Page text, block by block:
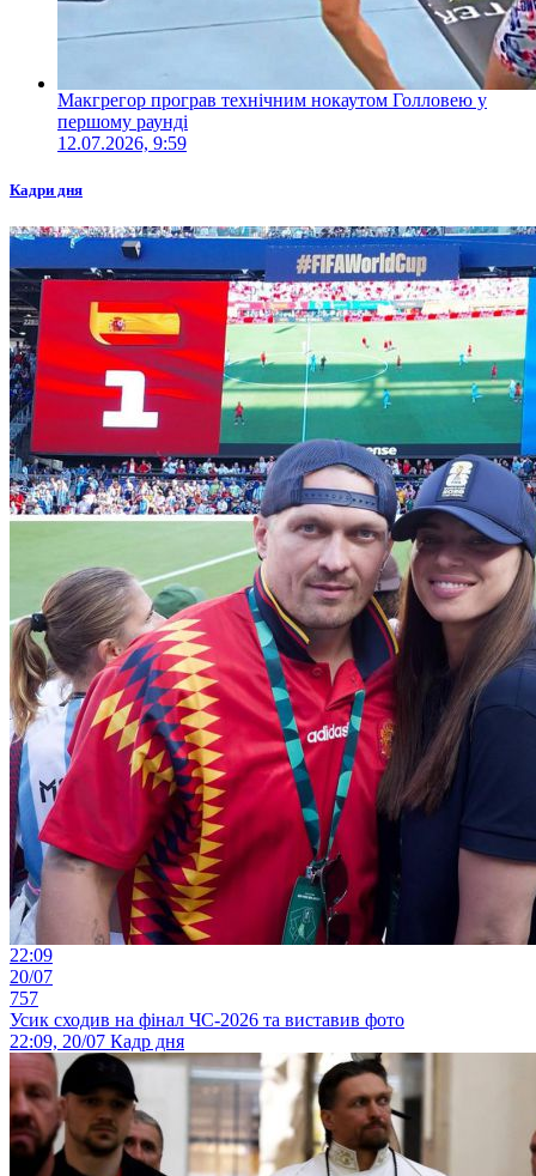
Макгрегор програв технічним нокаутом Голловею у
першому раунді
12.07.2026, 9:59
Кадри дня
22:09
20/07
757
Усик сходив на фінал ЧС-2026 та виставив фото
22:09, 20/07 Кадр дня